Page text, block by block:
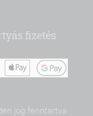
fizetés
jog fenntartva